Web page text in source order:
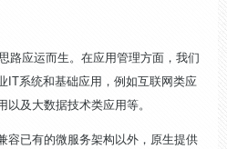
路应运而生。在应用管理方面，我们
IT系统和基础应用，例如互联网类应
及大数据技术类应用等。
容已有的微服务架构以外，原生提供